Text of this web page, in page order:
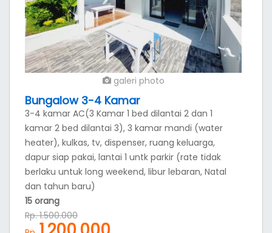
galeri photo
Bungalow 3 kamar
heater), kulkas, tv, dispenser, ruang keluarga,
dapur siap pakai. di lantai 2, lantai 1 untk parkir
(rate tidak berlaku untuk long weekend, libur
lebaran, Natal dan tahun baru)
10 orang
Rp.800.000
harga sudah termasuk pajak
Senin, 10 Agustus 2026 tersedia